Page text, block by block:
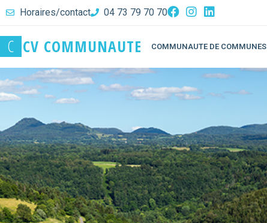
Horaires/contact 04 73 79 70 70
C CV COMMUNAUTE COMMUNAUTE DE COMMUNES